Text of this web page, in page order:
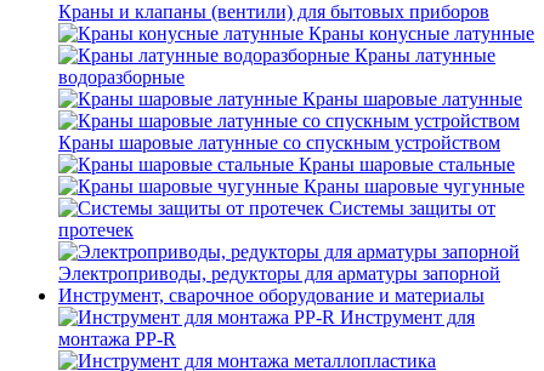
Краны и клапаны (вентили) для бытовых приборов
Краны конусные латунные
Краны латунные
водоразборные
Краны шаровые латунные
Краны шаровые латунные со спускным устройством
Краны шаровые стальные
Краны шаровые чугунные
Системы защиты от
протечек
Электроприводы, редукторы для арматуры запорной
Инструмент, сварочное оборудование и материалы
Инструмент для
монтажа PP-R